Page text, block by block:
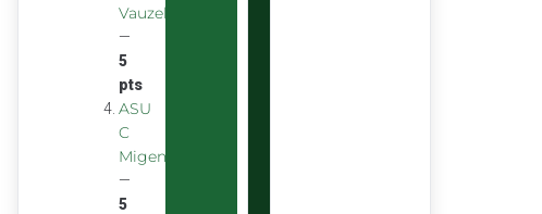
Vauzelles
—
5
pts
ASU
C
Migennes
—
5